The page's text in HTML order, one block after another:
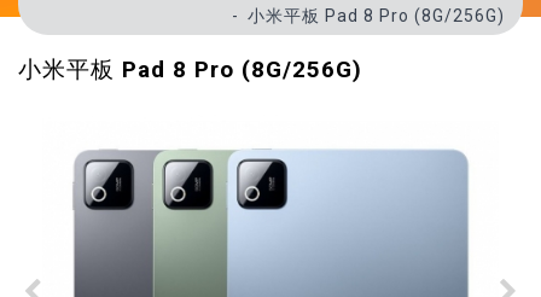
小米平板 Pad 8 Pro (8G/256G)
小米平板 Pad 8 Pro (8G/256G)